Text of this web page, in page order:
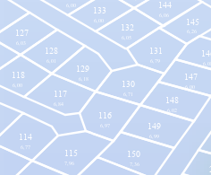
6,77
114
7,96
115
7,36
150
6,97
116
6,84
117
6,00
118
6,03
127
6,01
128
6,18
129
6,71
130
6,79
131
6,99
149
6,02
148
6,00
147
6,08
6,05
132
6,00
133
6,00
6,06
144
6,26
145